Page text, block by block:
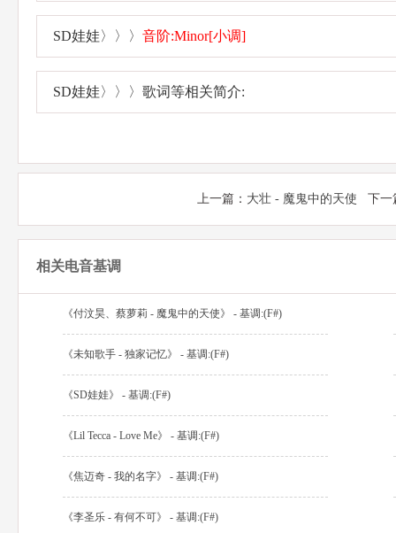
SD娃娃〉〉〉 音阶:Minor[小调]
SD娃娃〉〉〉歌词等相关简介:
上一篇： 大壮 - 魔鬼中的天使 下一
相关电音基调
《付汶昊、蔡萝莉 - 魔鬼中的天使》 - 基调:(F#)
《未知歌手 - 独家记忆》 - 基调:(F#)
《SD娃娃》 - 基调:(F#)
《Lil Tecca - Love Me》 - 基调:(F#)
《焦迈奇 - 我的名字》 - 基调:(F#)
《李圣乐 - 有何不可》 - 基调:(F#)